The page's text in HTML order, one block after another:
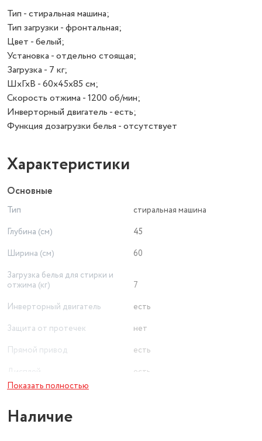
Тип - стиральная машина;
Тип загрузки - фронтальная;
Цвет - белый;
Установка - отдельно стоящая;
Загрузка - 7 кг;
ШхГхВ - 60х45х85 см;
Скорость отжима - 1200 об/мин;
Инверторный двигатель - есть;
Функция дозагрузки белья - отсутствует
Характеристики
Основные
Тип
стиральная машина
Глубина (см)
45
Ширина (см)
60
Загрузка белья для стирки и
отжима (кг)
7
Инверторный двигатель
есть
Защита от протечек
нет
Прямой привод
есть
есть
Обработка паром
Показать полностью
Наличие